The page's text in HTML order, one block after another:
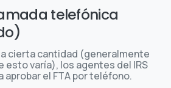
telefónica
cierta cantidad (generalmente
esto varía), los agentes del IRS
el FTA por teléfono.